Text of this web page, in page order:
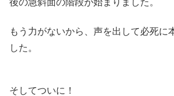
もう力がないから、声を出して必死に
した。
そしてついに！